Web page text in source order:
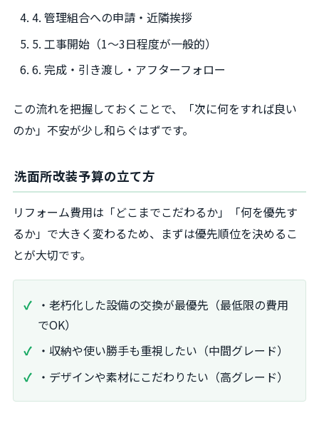
4. 管理組合への申請・近隣挨拶
5. 工事開始（1～3日程度が一般的）
6. 完成・引き渡し・アフターフォロー
この流れを把握しておくことで、「次に何をすれば良い
のか」不安が少し和らぐはずです。
洗面所改装予算の立て方
リフォーム費用は「どこまでこだわるか」「何を優先す
るか」で大きく変わるため、まずは優先順位を決めるこ
とが大切です。
・老朽化した設備の交換が最優先（最低限の費用
でOK）
・収納や使い勝手も重視したい（中間グレード）
・デザインや素材にこだわりたい（高グレード）